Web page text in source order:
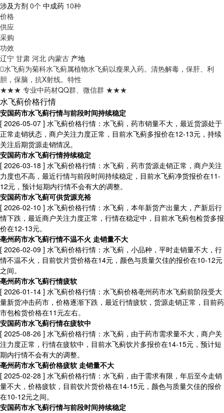
涉及方剂 0个 中成药 10种
价格
供应
采购
功效
辽宁 甘肃 河北 内蒙古 产地
水飞蓟为菊科水飞蓟属植物水飞蓟以瘦果入药。清热解毒，保肝、利
胆，保脑，抗X射线。 特性
★★★ 专业中药材QQ群、微信群 ★★★
水飞蓟价格行情
安国药市水飞蓟行情与前段时间持续稳定
[ 2026-05-07 ] 水飞蓟价格行情：水飞蓟，药市销量不大，最近货源处于
正常走销状态，商户关注力度正常，目前水飞蓟多报价在12-13元，持续
关注后期货源走销情况。
安国药市水飞蓟行情持续稳定
[ 2026-03-18 ] 水飞蓟价格行情：水飞蓟，药市货源走销正常，商户关注
力度也不高，最近行情与前段时间持续稳定，目前水飞蓟净货报价在11-
12元，预计短期内行情不会有大的调整。
安国药市水飞蓟可供货源充裕
[ 2026-02-10 ] 水飞蓟价格行情：水飞蓟，本年新货产出量大，产新后行
情下跌，最近商户关注力度正常，行情在稳定中，目前水飞蓟包检货多报
价在12-13元。
亳州药市水飞蓟行情不温不火 走销量不大
[ 2026-02-09 ] 水飞蓟价格行情：水飞蓟，小品种，平时走销量不大，行
情不温不火，目前饮片货价格在14元，颜色与质量欠佳的报价在10-12元
之间。
亳州药市水飞蓟行情疲软
[ 2026-01-14 ] 水飞蓟价格行情：水飞蓟价格亳州药市水飞蓟前阶段受大
量新货冲击药市，价格逐渐下跌，最近行情疲软，货源走销正常，目前药
市包检货价格在11元左右。
安国药市水飞蓟行情在疲软中
[ 2025-08-26 ] 水飞蓟价格行情：水飞蓟，由于药市需求量不大，商户关
注力度正常，行情在疲软中，目前水飞蓟饮片多报价在14-15元，预计短
期内行情不会有大的调整。
亳州药市水飞蓟价格疲软 走销量不大
[ 2025-02-28 ] 水飞蓟价格行情：水飞蓟，由于需求有限，年后至今走销
量不大，价格疲软，目前饮片货价格在14-15元，颜色与质量欠佳的报价
在10-12元之间。
安国药市水飞蓟行情与前段时间持续稳定